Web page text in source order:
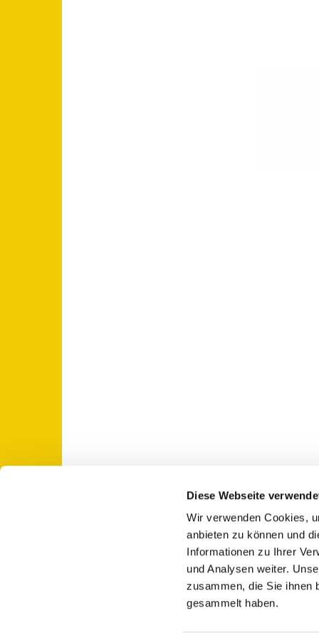
Diese Webseite
Wir verwenden Cookies,
anbieten zu können und
Informationen zu Ihrer
und Analysen weiter.
zusammen, die Sie ihnen
gesammelt haben.
St. Otto: Katholische Kirche